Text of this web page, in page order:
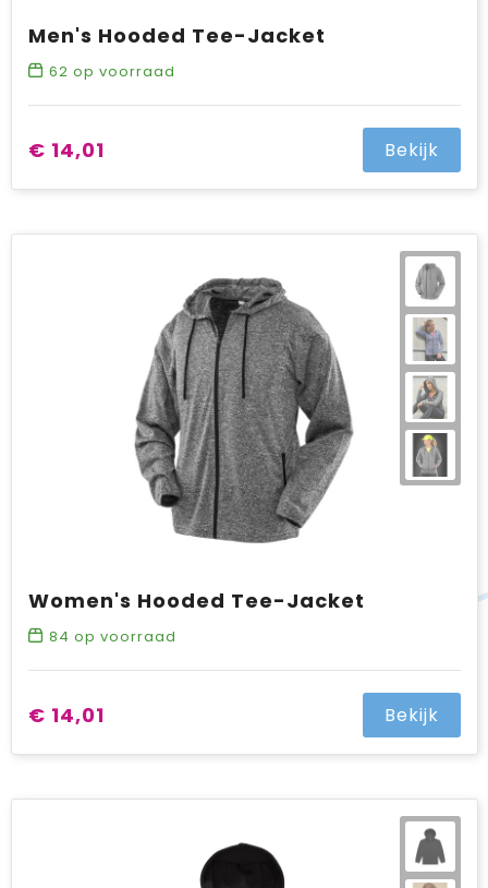
Men's Hooded Tee-Jacket
62 op voorraad
€ 14,01 Bekijk
Women's Hooded Tee-Jacket
84 op voorraad
€ 14,01 Bekijk